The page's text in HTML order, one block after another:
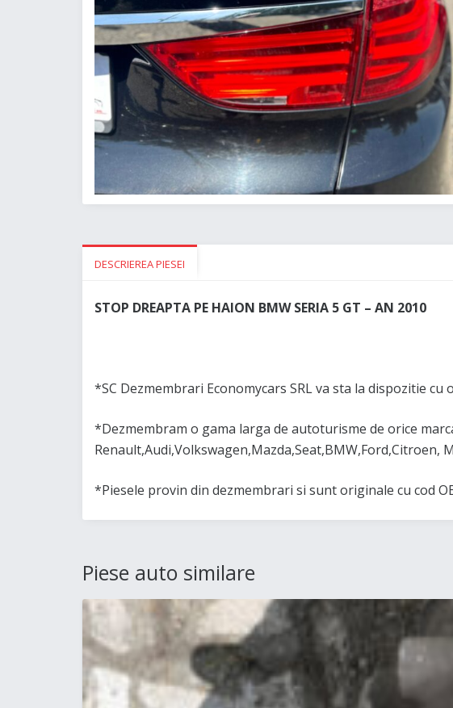
DESCRIEREA PIESEI
STOP DREAPTA PE HAION BMW SERIA 5 GT – AN 2010
*SC Dezmembrari Economycars SRL va sta la dispozitie cu
*Dezmembram o gama larga de autoturisme de orice
Renault,Audi,Volkswagen,Mazda,Seat,BMW,Ford,Citroen,
*Piesele provin din dezmembrari si sunt originale cu cod
Piese auto similare